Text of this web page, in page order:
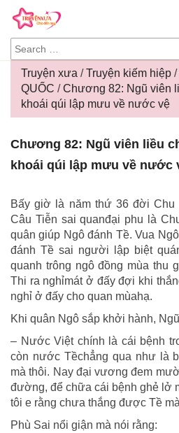
SEARCH
FOR:
GIA
Truyện xưa /Truyện kiếm hiệp /
QUỐC /Chương 82: Ngũ viên
khoái qúi lập mưu về nước vệ
82:
Ngũ
chết
can
vua
ngô
qúi
mưu
về
Chương 82: Ngũ viên liều
khoái qúi lập mưu về nước
Bấy giờ là năm thứ 36 đời
Câu Tiễn sai quanđại phu là
quân giúp Ngô đánh Tề. Vua
đánh Tề sai người lập biệt
quanh trông ngô đồng mùa thu
Thi ra nghỉmát ở đấy đợi khi
nghỉ ở đấy cho quan mùahạ.
Khi quân Ngô sắp khởi hành,
– Nước Việt chính là cái bệnh
còn nước Tềchẳng qua như là
mà thôi. Nay đại vương đem
đường, để chữa cái bệnh ghẻ lở
tôi e rằng chưa thắng được Tề
Phù Sai nổi giận mà nói rằng: